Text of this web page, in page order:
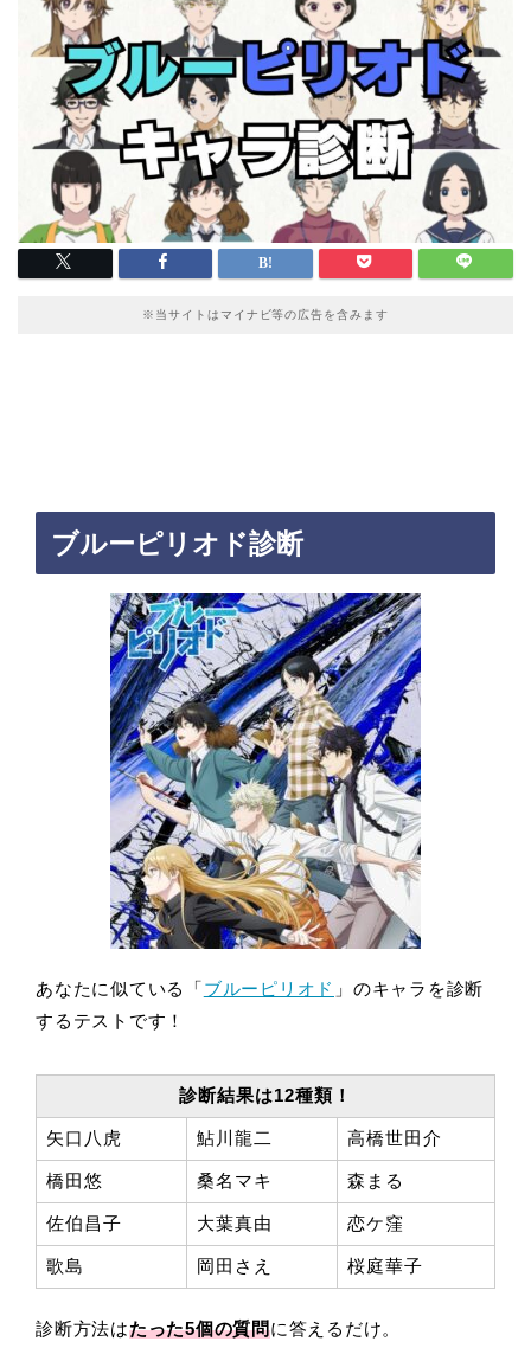
※当サイトはマイナビ等の広告を含みます
ブルーピリオド診断
あなたに似ている「ブルーピリオド 」のキャラを診断
するテストです！
診断結果は12種類！
矢口八虎 鮎川龍二 高橋世田介
橋田悠 桑名マキ 森まる
佐伯昌子 大葉真由 恋ケ窪
歌島 岡田さえ 桜庭華子
診断方法はたった5個の質問に答えるだけ。